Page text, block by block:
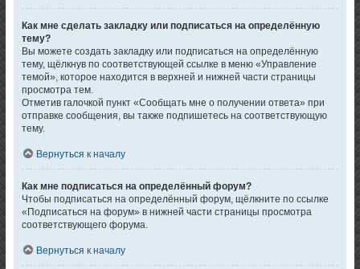
Как мне сделать закладку или подписаться на определённую
тему?
Вы можете создать закладку или подписаться на определённую
тему, щёлкнув по соответствующей ссылке в меню «Управление
темой», которое находится в верхней и нижней части страницы
просмотра тем.
Отметив галочкой пункт «Сообщать мне о получении ответа» при
отправке сообщения, вы также подпишетесь на соответствующую
тему.
Вернуться к началу
Как мне подписаться на определённый форум?
Чтобы подписаться на определённый форум, щёлкните по ссылке
«Подписаться на форум» в нижней части страницы просмотра
соответствующего форума.
Вернуться к началу